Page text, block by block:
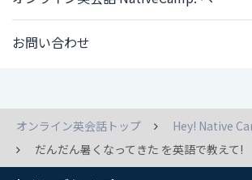
お問い合わせ
オンライン英会話トップ
Hey! Native
だんだん暑くなってきた を英語で教えて!